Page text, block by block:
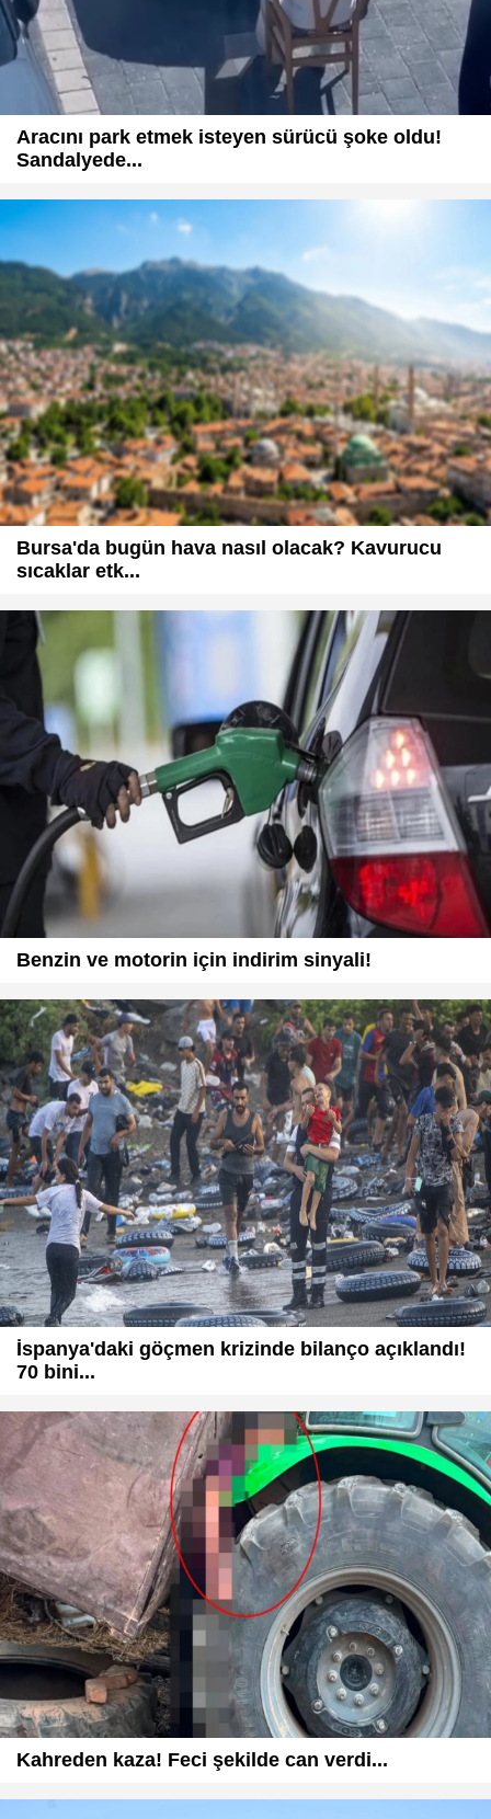
Aracını park etmek isteyen sürücü şoke oldu!
Sandalyede...
Bursa'da bugün hava nasıl olacak? Kavurucu
sıcaklar etk...
Benzin ve motorin için indirim sinyali!
İspanya'daki göçmen krizinde bilanço açıklandı!
70 bini...
Kahreden kaza! Feci şekilde can verdi...